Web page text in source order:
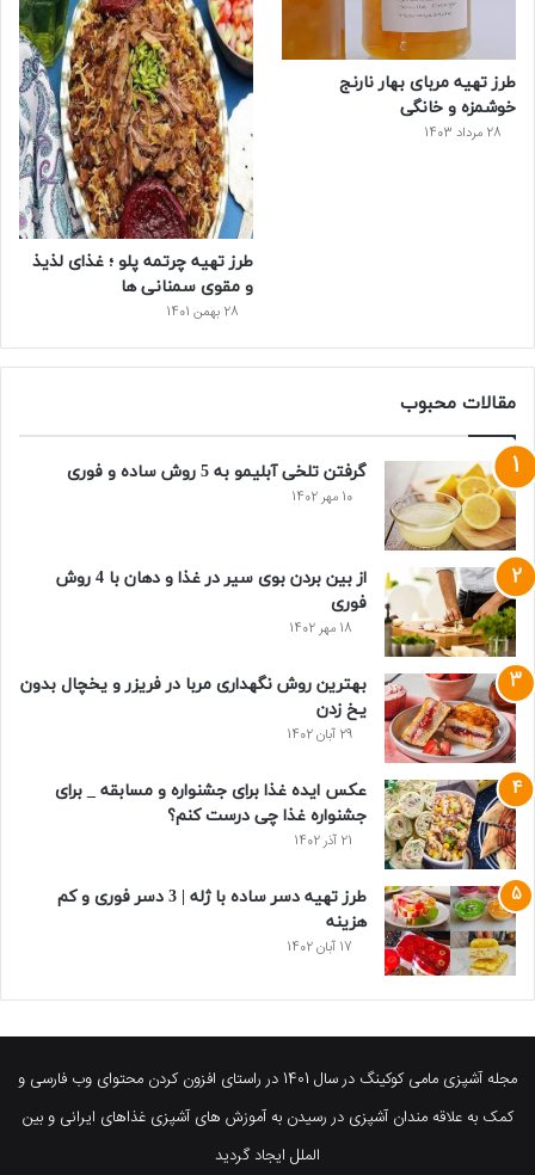
طرز تهیه مربای بهار نارنج
خوشمزه و خانگی
28 مرداد 1403
طرز تهیه چرتمه پلو ؛ غذای لذیذ
و مقوی سمنانی ها
28 بهمن 1401
مقالات محبوب
گرفتن تلخی آبلیمو به 5 روش ساده و فوری
10 مهر 1402
از بین بردن بوی سیر در غذا و دهان با 4 روش
فوری
18 مهر 1402
بهترین روش نگهداری مربا در فریزر و یخچال بدون
یخ زدن
29 آبان 1402
عکس ایده غذا برای جشنواره و مسابقه _ برای
جشنواره غذا چی درست کنم؟
21 آذر 1402
طرز تهیه دسر ساده با ژله | 3 دسر فوری و کم
هزینه
17 آبان 1402
مجله آشپزی مامی کوکینگ در سال 1401 در راستای افزون کردن محتوای وب فارسی و
کمک به علاقه مندان آشپزی در رسیدن به آموزش های آشپزی غذاهای ایرانی و بین
الملل ایجاد گردید